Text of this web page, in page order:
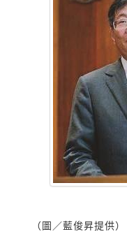
（圖／藍俊昇提供）